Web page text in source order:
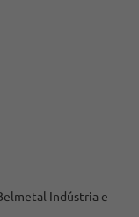
Indústria e